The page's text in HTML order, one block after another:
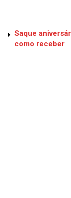
Saque
como receber